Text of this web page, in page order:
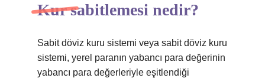
Kur sabitlemesi nedir?
Sabit döviz kuru sistemi veya sabit döviz kuru
sistemi, yerel paranın yabancı para değerinin
yabancı para değerleriyle eşitlendiği